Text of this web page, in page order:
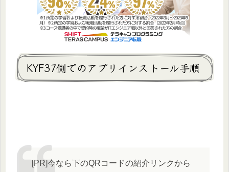
KYF37側でのアプリインストール手順
[PR]今なら下のQRコードの紹介リンクから